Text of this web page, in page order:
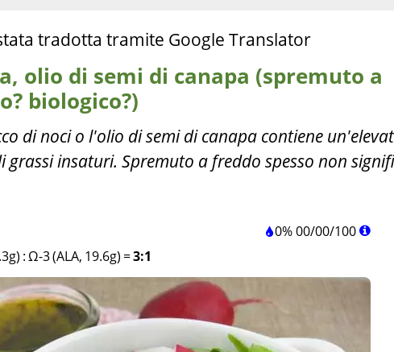
tradotta tramite Google Translator
olio di semi di canapa (spremuto a
biologico?)
di noci o l'olio di semi di canapa contiene
grassi insaturi. Spremuto a freddo spesso non
0%00/00/100
:Ω-3 (ALA, 19.6g) =3:1